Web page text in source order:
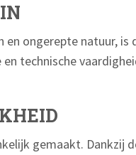
ongerepte natuur, is
technische
gemaakt. Dankzij